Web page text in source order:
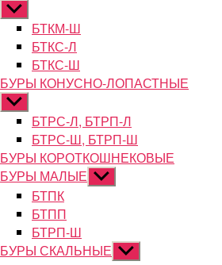
Показывать
подменюБТКМ-Ш
БТКС-Л
БТКС-Ш
БУРЫ КОНУСНО-ЛОПАСТНЫЕ
Показывать
подменюБТРС-Л, БТРП-Л
БТРС-Ш, БТРП-Ш
БУРЫ КОРОТКОШНЕКОВЫЕ
БУРЫ МАЛЫЕ Показывать
подменю
БТПК
БТПП
БТРП-Ш
БУРЫ СКАЛЬНЫЕ Показывать